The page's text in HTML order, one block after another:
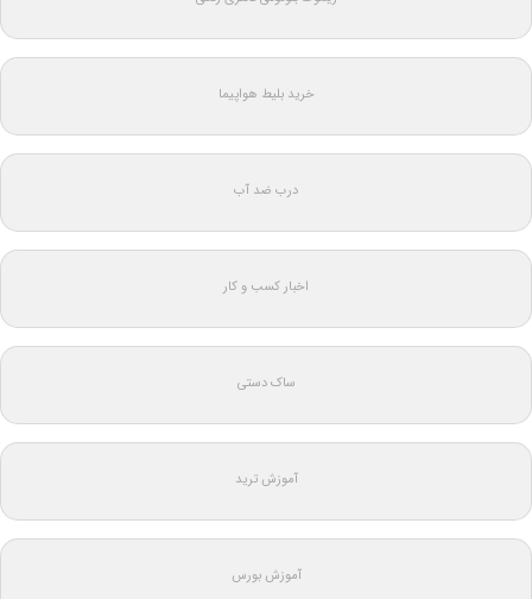
خرید بلیط هواپیما
درب ضد آب
اخبار کسب و کار
ساک دستی
آموزش ترید
آموزش بورس